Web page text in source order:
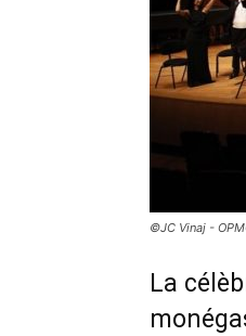
©JC Vinaj -
La